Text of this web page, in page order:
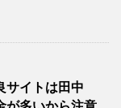
サイトは田中